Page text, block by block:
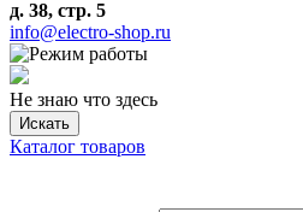
д. 38, стр. 5
info@electro-shop.ru
Не знаю что здесь
Искать
Каталог товаров